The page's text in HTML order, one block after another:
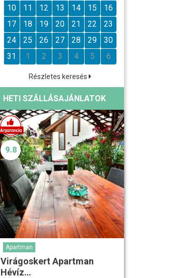
10
11 12 13 14 15
16
17
18 19 20 21 22
23
24
25 26 27 28 29
30
31
1 2 3 4 5 6
Részletes keresés
HETI SZÁLLÁSAJÁNLATOK
9.8
Apartman
Virágoskert Apartman
Hévíz…